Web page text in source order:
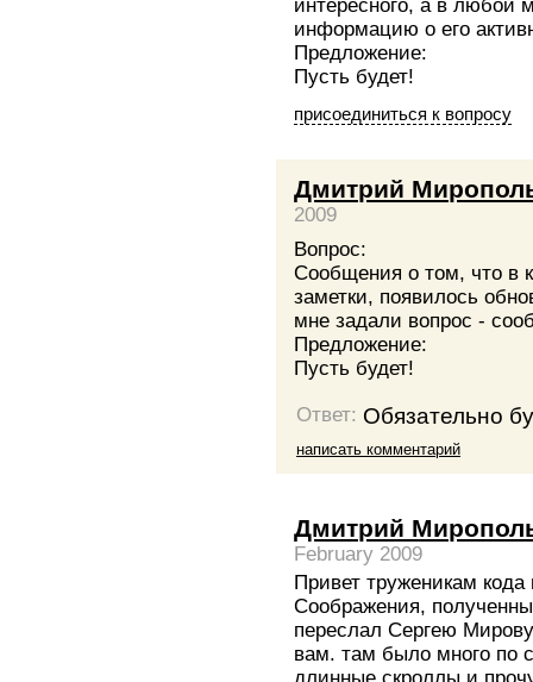
интересного, а в любой
информацию о его
Предложение:
Пусть будет!
присоединиться к вопросу
Дмитрий
2009
Вопрос:
Сообщения о том, что в
заметки, появилось
мне задали вопрос -
Предложение:
Пусть будет!
Ответ: Обязательно
написать комментарий
Дмитрий
February 2009
Привет труженикам
Соображения,
переслал Сергею
вам. там было много по